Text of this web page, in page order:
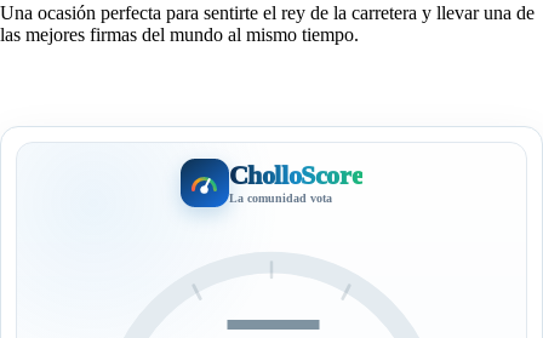
Una ocasión perfecta para sentirte el rey de la carretera y llevar una de
las mejores firmas del mundo al mismo tiempo.
CholloScore
La comunidad vota
—